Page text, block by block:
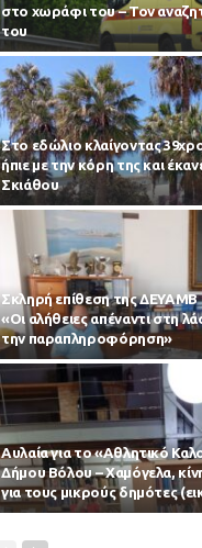
στο χωράφι του – Toν
του
Στο εδώλιο κλαίγοντας
ήπιε με την κόρη της και
Σκιάθου
Σκληρή επίθεση της ΔΕΥΑΜΒ
«Οι αλήθειες απέναντι στη
την παραπληροφόρηση»
Αυλαία για το «Αθλητικό
Δήμου Βόλου – Χαμόγελα,
για τους μικρούς δημότες